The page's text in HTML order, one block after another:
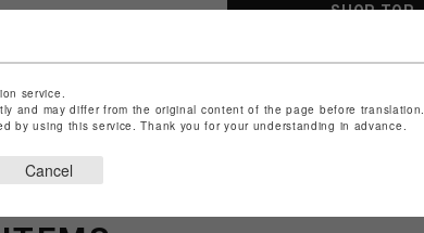
SHOP TOP
service.
and may differ from the original content of the page before translation.
by using this service. Thank you for your understanding in advance.
Cancel